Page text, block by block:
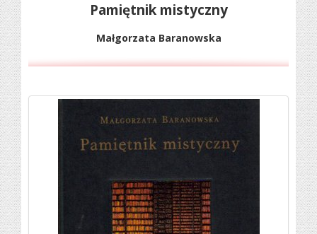
Pamiętnik mistyczny
Małgorzata Baranowska